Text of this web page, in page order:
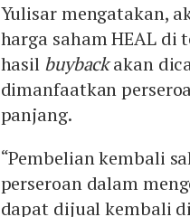
stabilitas pasar modal
investor.
Yulisar mengatakan,
harga saham HEAL di
hasil buybackakan
dimanfaatkan
panjang.
“Pembelian kembali
perseroan dalam
dapat dijual kembali